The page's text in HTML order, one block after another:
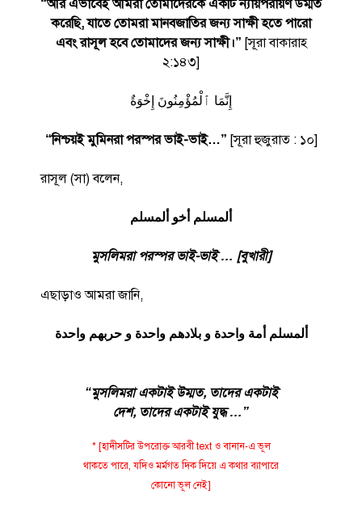
“আর এভাবেই আমরা তোমাদেরকে একটি ন্যায়পরায়ণ উম্মত
করেছি, যাতে তোমরা মানবজাতির জন্য সাক্ষী হতে পারো
এবং রাসূল হবে তোমাদের জন্য সাক্ষী।” [সূরা বাকারাহ
২:১৪৩]
إِنَّمَا ٱلْمُؤْمِنُونَ إِخْوَةٌ
“নিশ্চয়ই মুমিনরা পরস্পর ভাই-ভাই…” [সূরা হুজুরাত : ১০]
রাসূল (সা) বলেন,
ألمسلم أخو ألمسلم
মুসলিমরা পরস্পর ভাই-ভাই … [বুখারী]
এছাড়াও আমরা জানি,
ألمسلم أمة واحدة و بلادهم واحدة و حربهم واحدة
“মুসলিমরা একটাই উম্মত, তাদের একটাই
দেশ, তাদের একটাই যুদ্ধ …”
* [হাদীসটির উপরোক্ত আরবী text ও বানান-এ ভূল
থাকতে পারে, যদিও মর্মগত দিক দিয়ে এ কথার ব্যাপারে
কোনো ভূল নেই]